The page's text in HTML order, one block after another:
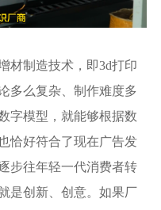
制造技术，即3d打印
多么复杂、制作难度多
字模型，就能够根据数
恰好符合了现在广告发
步往年轻一代消费者转
是创新、创意。如果厂